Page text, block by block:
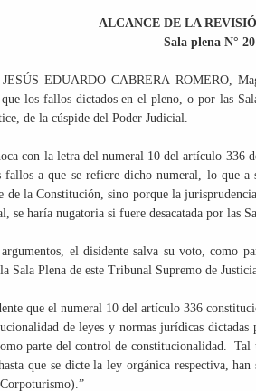
ALCANCE DE LA
Sala plena N°
JESÚS EDUARDO CABRERA ROMERO,
los fallos dictados en el pleno, o por las
de la cúspide del Poder Judicial.
con la letra del numeral 10 del artículo 336
a que se refiere dicho numeral, lo que
de la Constitución, sino porque la
se haría nugatoria si fuere desacatada por las
argumentos, el disidente salva su voto, como
Sala Plena de este Tribunal Supremo de
que el numeral 10 del artículo 336
de leyes y normas jurídicas
parte del control de constitucionalidad.
que se dicte la ley orgánica respectiva,